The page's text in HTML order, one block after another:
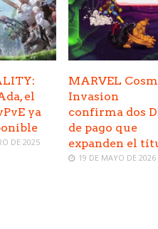
el
ya
DE 2025
MARVEL
Invasion
confirma dos
de pago que
expanden el
19 DE MAYO DE 2026